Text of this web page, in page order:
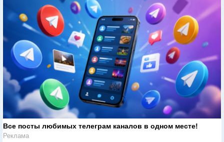
Все посты любимых телеграм каналов в одном месте!
Реклама